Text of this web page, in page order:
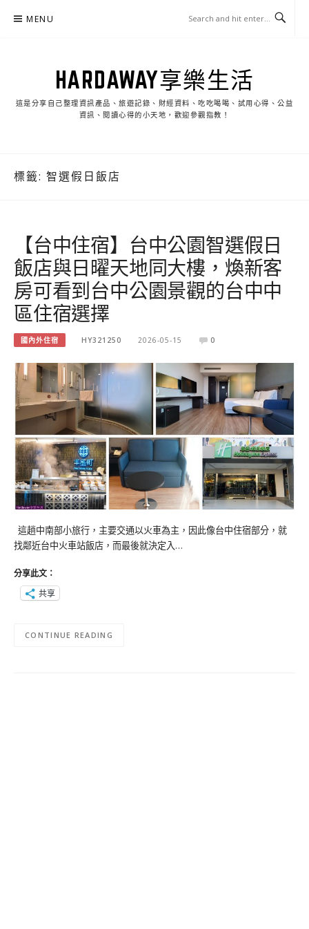
MENU
HARDAWAY享樂生活
這是分享自己整理資訊產品、旅遊記錄、財經資料、吃吃喝喝、試用心得、公益
資訊、閱讀心得的小天地，歡迎參觀指教！
標籤: 智選假日飯店
【台中住宿】台中公園智選假日
飯店與日曜天地同大樓，煥新客
房可看到台中公園景觀的台中中
區住宿選擇
國內外住宿 HY321250 2026-05-15 0
這趟中南部小旅行，主要交通以火車為主，因此像台中住宿部分，就
找鄰近台中火車站飯店，而最後就決定入…
分享此文：
共享
CONTINUE READING